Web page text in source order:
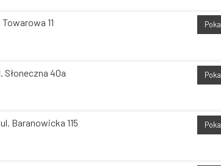
11
Słoneczna 40a
Baranowicka 115